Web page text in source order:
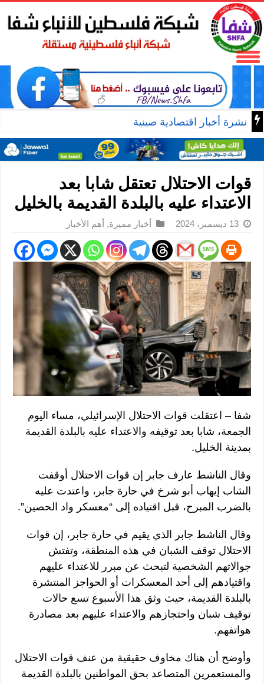
نشرة أخبار اقتصادية صينية
قوات الاحتلال تعتقل شابا بعد
الاعتداء عليه بالبلدة القديمة بالخليل
13 ديسمبر، 2024 أخبار مميزة, أهم الأخبار
شفا – اعتقلت قوات الاحتلال الإسرائيلي، مساء اليوم
الجمعة، شابا بعد توقيفه والاعتداء عليه بالبلدة القديمة
بمدينة الخليل.
وقال الناشط عارف جابر إن قوات الاحتلال أوقفت
الشاب إيهاب أبو شرخ في حارة جابر، واعتدت عليه
بالضرب المبرح، قبل اقتياده إلى “معسكر واد الحصين”.
وقال الناشط جابر الذي يقيم في حارة جابر، إن قوات
الاحتلال توقف الشبان في هذه المنطقة، وتفتش
جوالاتهم الشخصية لتبحث عن مبرر للاعتداء عليهم
واقتيادهم إلى أحد المعسكرات أو الحواجز المنتشرة
بالبلدة القديمة، حيث وثق هذا الأسبوع تسع حالات
توقيف شبان واحتجازهم والاعتداء عليهم بعد مصادرة
هواتفهم.
وأوضح أن هناك مخاوف حقيقية من عنف قوات الاحتلال
والمستعمرين المتصاعد بحق المواطنين بالبلدة القديمة